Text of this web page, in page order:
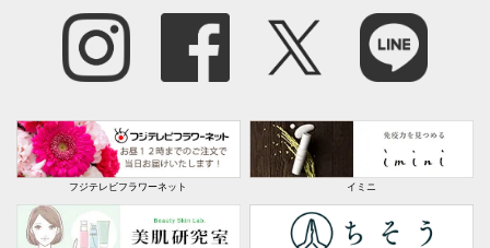
フジテレビフラワーネット イミニ